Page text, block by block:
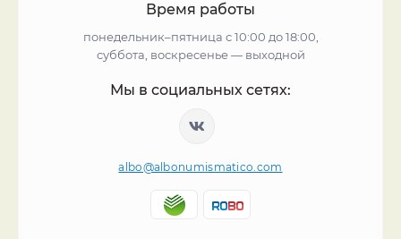
Время работы
понедельник–пятница с 10:00 до 18:00,
суббота, воскресенье — выходной
Мы в социальных сетях:
albo@albonumismatico.com